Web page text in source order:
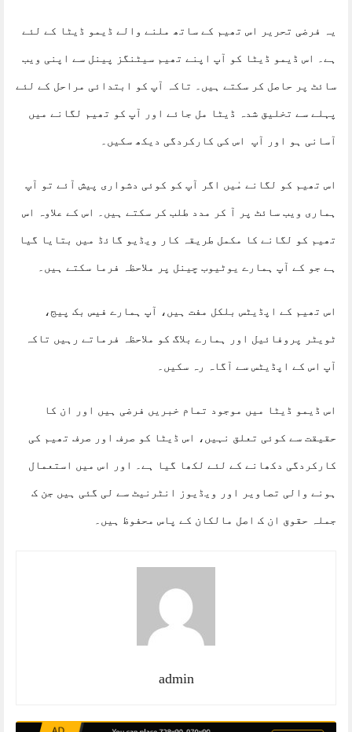
یہ فرضی تحریر اس تھیم کے ساتھ ملنے والے ڈیمو ڈیٹا کے لئے
ہے۔ اس ڈیمو ڈیٹا کو آپ اپنے تھیم سیٹنگز پینل سے اپنی ویب
سائٹ پر حاصل کر سکتے ہیں۔ تاکہ آپ کو ابتدائی مراحل کے لئے
پہلے سے تخلیق شدہ ڈیٹا مل جائے اور آپ کو تھیم لگانے میں
آسانی ہو اور آپ اس کی کارکردگی دیکھ سکیں۔
اس تھیم کو لگانے مٰیں اگر آپ کو کوئی دشواری پیش آئے تو آپ
ہماری ویب سائٹ پر آ کر مدد طلب کر سکتے ہیں۔ اس کے علاوہ اس
تھیم کو لگانے کا مکمل طریقہ کار ویڈیو گائڈ میں بتایا گیا
ہے جو کے آپ ہمارے یوٹیوب چینل پر ملاحظہ فرما سکتے ہیں۔
اس تھیم کے اپڈیٹس بلکل مفت ہیں، آپ ہمارے فیس بک پیج،
ٹویٹر پروفائیل اور ہمارے بلاگ کو ملاحظہ فرماتے رہیں تاکہ
آپ اس کے اپڈیٹس سے آگاہ رہ سکیں۔
اس ڈیمو ڈیٹا میں موجود تمام خبریں فرضی ہیں اور ان کا
حقیقت سے کوئی تعلق نہیں، اس ڈیٹا کو صرف اور صرف تھیم کی
کارکردگی دکھانے کے لئے لکھا گیا ہے۔ اور اس میں استعمال
ہونے والی تصاویر اور ویڈیوز انٹرنیٹ سے لی گئی ہیں جن ک
جملہ حقوق ان ک اصل مالکان کے پاس محفوظ ہیں۔
admin